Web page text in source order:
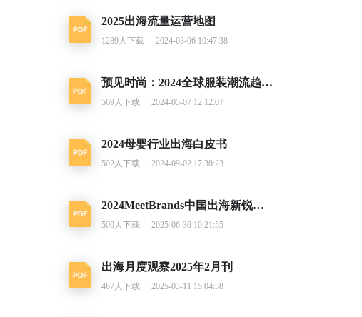
2025出海流量运营地图
1289人下载 2024-03-06 10:47:38
预见时尚：2024全球服装潮流趋势洞察
569人下载 2024-05-07 12:12:07
2024母婴行业出海白皮书
502人下载 2024-09-02 17:38:23
2024MeetBrands中国出海新锐消费品牌榜单报告
500人下载 2025-06-30 10:21:55
出海月度观察2025年2月刊
467人下载 2025-03-11 15:04:38